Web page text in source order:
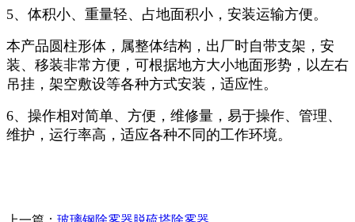
5、体积小、重量轻、占地面积小，安装运输方便。
本产品圆柱形体，属整体结构，出厂时自带支架，安
装、移装非常方便，可根据地方大小地面形势，以左右
吊挂，架空敷设等各种方式安装，适应性。
6、操作相对简单、方便，维修量，易于操作、管理、
维护，运行率高，适应各种不同的工作环境。